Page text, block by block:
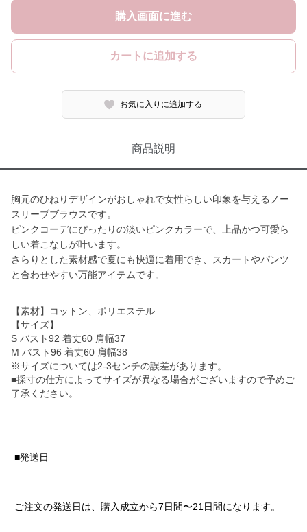
購入画面に進む
カートに追加する
お気に入りに追加する
商品説明
胸元のひねりデザインがおしゃれで女性らしい印象を与えるノー
スリーブブラウスです。
ピンクコーデにぴったりの淡いピンクカラーで、上品かつ可愛ら
しい着こなしが叶います。
さらりとした素材感で夏にも快適に着用でき、スカートやパンツ
と合わせやすい万能アイテムです。
【素材】コットン、ポリエステル
【サイズ】
S バスト92 着丈60 肩幅37
M バスト96 着丈60 肩幅38
※サイズについては2-3センチの誤差があります。
■採寸の仕方によってサイズが異なる場合がございますので予めご
了承ください。
■発送日
ご注文の発送日は、購入成立から7日間〜21日間になります。